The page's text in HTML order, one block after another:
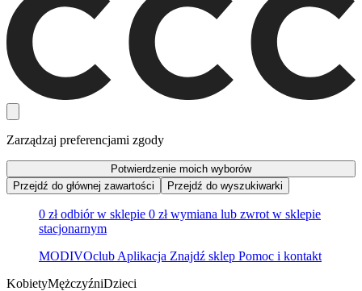
Zarządzaj preferencjami zgody
Potwierdzenie moich wyborów
Przejdź do głównej zawartości
Przejdź do wyszukiwarki
0 zł odbiór w sklepie 0 zł wymiana lub zwrot w sklepie
stacjonarnym
MODIVOclub Aplikacja Znajdź sklep Pomoc i kontakt
KobietyMężczyźniDzieci